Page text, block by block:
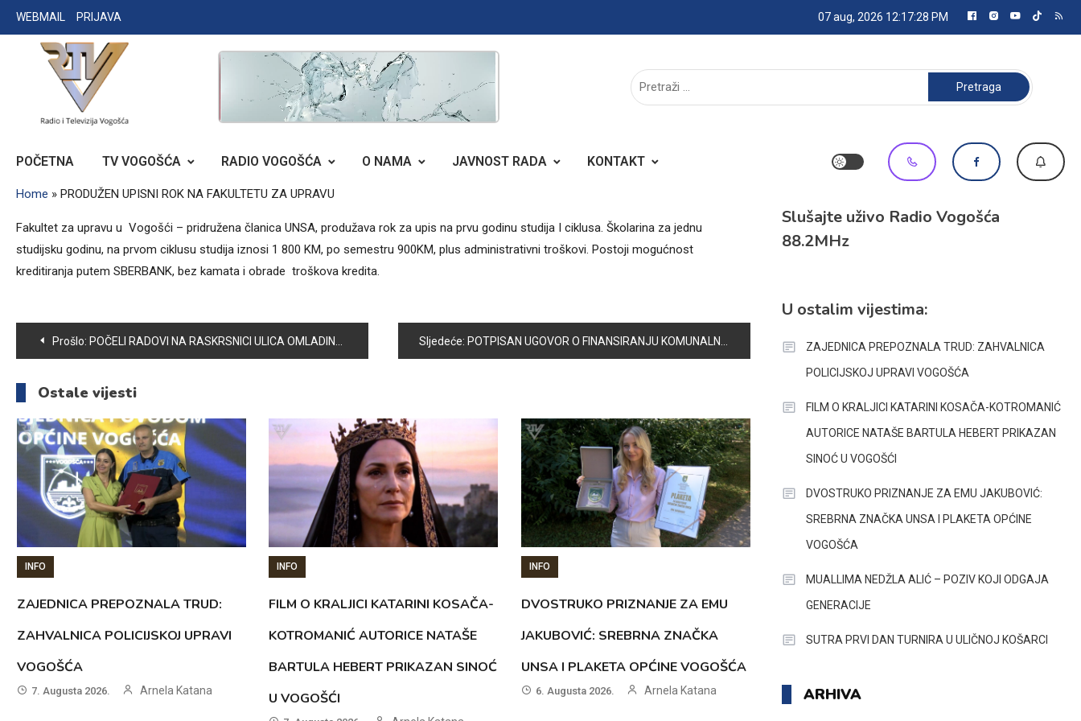
Skip
to
WEBMAIL PRIJAVA 07 aug, 2026 12:17:28 PM
RADIO TELEVIZIJA VOGOŠĆA
Pretraga:
POČETNA TV VOGOŠĆA RADIO VOGOŠĆA O NAMA JAVNOST RADA KONTAKT
Home » PRODUŽEN UPISNI ROK NA FAKULTETU ZA UPRAVU
Fakultet za upravu u Vogošći – pridružena članica UNSA, produžava rok za upis na prvu godinu studija I ciklusa. Školarina za jednu
studijsku godinu, na prvom ciklusu studija iznosi 1 800 KM, po semestru 900KM, plus administrativni troškovi. Postoji mogućnost
kreditiranja putem SBERBANK, bez kamata i obrade troškova kredita.
Navigacija
članaka
Prošlo: POČELI RADOVI NA RASKRSNICI ULICA OMLADINSKA I JOŠANIČKA Sljedeće: POTPISAN UGOVOR O FINANSIRANJU KOMUNALNIH PROJEKATA
Ostale vijesti
INFO
ZAJEDNICA PREPOZNALA TRUD:
ZAHVALNICA POLICIJSKOJ UPRAVI
VOGOŠĆA
7. Augusta 2026. Arnela Katana
INFO
FILM O KRALJICI KATARINI KOSAČA-
KOTROMANIĆ AUTORICE NATAŠE
BARTULA HEBERT PRIKAZAN SINOĆ
U VOGOŠĆI
INFO
DVOSTRUKO PRIZNANJE ZA EMU
JAKUBOVIĆ: SREBRNA ZNAČKA
UNSA I PLAKETA OPĆINE VOGOŠĆA
6. Augusta 2026. Arnela Katana
Slušajte uživo Radio Vogošća
88.2MHz
U ostalim vijestima:
ZAJEDNICA PREPOZNALA TRUD: ZAHVALNICA
POLICIJSKOJ UPRAVI VOGOŠĆA
FILM O KRALJICI KATARINI KOSAČA-KOTROMANIĆ
AUTORICE NATAŠE BARTULA HEBERT PRIKAZAN
SINOĆ U VOGOŠĆI
DVOSTRUKO PRIZNANJE ZA EMU JAKUBOVIĆ:
SREBRNA ZNAČKA UNSA I PLAKETA OPĆINE
VOGOŠĆA
MUALLIMA NEDŽLA ALIĆ – POZIV KOJI ODGAJA
GENERACIJE
SUTRA PRVI DAN TURNIRA U ULIČNOJ KOŠARCI
ARHIVA